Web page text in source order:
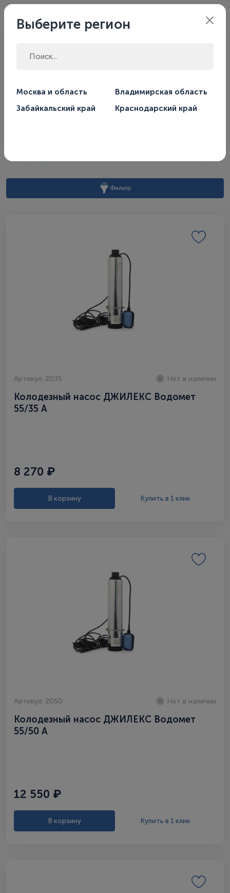
Москва
Фильтр
Артикул: 2035 Нет в наличии
Колодезный насос ДЖИЛЕКС Водомет
55/35 А
8 270 ₽
В корзину Купить в 1 клик
Артикул: 2050 Нет в наличии
Колодезный насос ДЖИЛЕКС Водомет
55/50 А
12 550 ₽
В корзину Купить в 1 клик
Выберите регион
Москва и область
Владимирская область
Забайкальский край
Краснодарский край